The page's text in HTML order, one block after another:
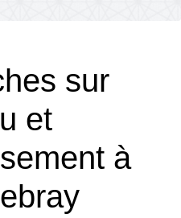
sur
et
à